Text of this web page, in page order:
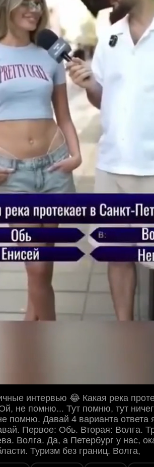
интервью 😂 Какая река
не помню... Тут помню, тут
помню. Давай 4 варианта ответа
Первое: Обь. Вторая: Волга.
Волга. Да, а Петербург у нас,
Туризм без границ. Волга,